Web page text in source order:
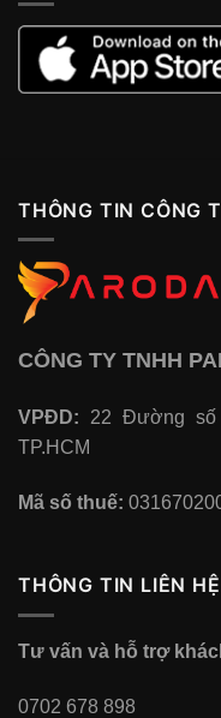
THÔNG TIN CÔNG
CÔNG TY TNHH
VPĐD: 22 Đường số
TP.HCM
Mã số thuế:
THÔNG TIN LIÊN HỆ
Tư vấn và hỗ trợ
0702 678 898